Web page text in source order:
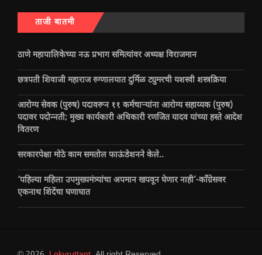
ताजी बातमी
ठाणे महापालिकेच्या नऊ प्रभाग समित्यांवर अध्यक्ष विराजमान
छत्रपती शिवाजी महाराज रुग्णालयात दुर्मिळ ट्युमरची यशस्वी शस्त्रक्रिया
आरोग्य सेवक (पुरुष) पदावरून ११ कर्मचाऱ्यांना आरोग्य सहाय्यक (पुरुष)
पदावर पदोन्नती; मुख्य कार्यकारी अधिकारी रणजित यादव यांच्या हस्ते आदेश
वितरण
सरकारपेक्षा मोठे काम समतोल फाऊंडेशनने केले..
‘पहिल्या महिला उपमुख्यमंत्र्यांचा अपमान खपवून घेणार नाही’-काँग्रेसवर
एकनाथ शिंदेंचा घणाघात